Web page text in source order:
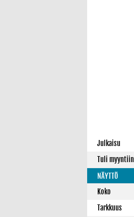
Julkaisu
Tuli myyntiin
NÄYTTÖ
Koko
Tarkkuus